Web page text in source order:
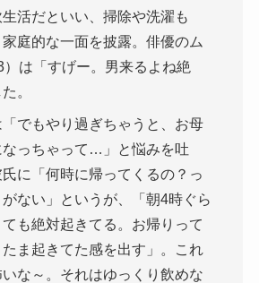
活だといい、掃除や洗濯も
家庭的な一面を披露。俳優のム
）は「すげー。男来るよね絶
。
でもやり過ぎちゃうと、お母
なっちゃって…」と悩みを吐
に「何時に帰ってくるの？っ
ない」というが、「朝4時ぐら
も絶対起きてる。お帰りって
ま起きてた感を出す」。これ
な～。それはゆっくり飲めな